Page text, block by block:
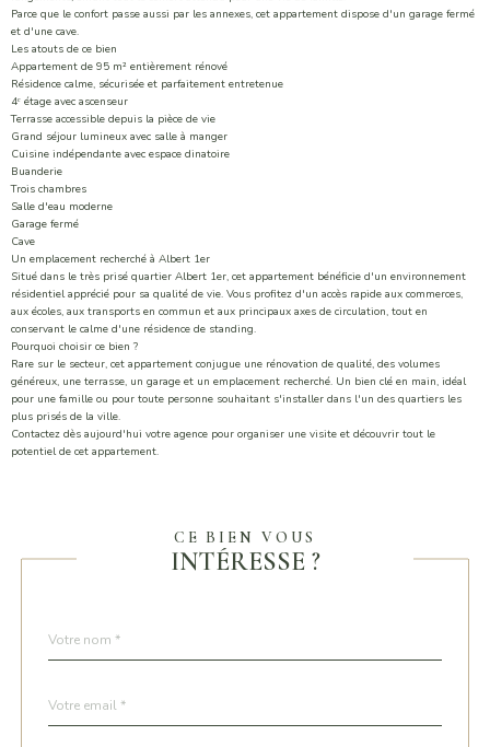
Parce que le confort passe aussi par les annexes, cet appartement dispose d'un garage fermé
et d'une cave.
Les atouts de ce bien
Appartement de 95 m² entièrement rénové
Résidence calme, sécurisée et parfaitement entretenue
4ᵉ étage avec ascenseur
Terrasse accessible depuis la pièce de vie
Grand séjour lumineux avec salle à manger
Cuisine indépendante avec espace dinatoire
Buanderie
Trois chambres
Salle d'eau moderne
Garage fermé
Cave
Un emplacement recherché à Albert 1er
Situé dans le très prisé quartier Albert 1er, cet appartement bénéficie d'un environnement
résidentiel apprécié pour sa qualité de vie. Vous profitez d'un accès rapide aux commerces,
aux écoles, aux transports en commun et aux principaux axes de circulation, tout en
conservant le calme d'une résidence de standing.
Pourquoi choisir ce bien ?
Rare sur le secteur, cet appartement conjugue une rénovation de qualité, des volumes
généreux, une terrasse, un garage et un emplacement recherché. Un bien clé en main, idéal
pour une famille ou pour toute personne souhaitant s'installer dans l'un des quartiers les
plus prisés de la ville.
Contactez dès aujourd'hui votre agence pour organiser une visite et découvrir tout le
potentiel de cet appartement.
CE BIEN VOUS
INTÉRESSE ?
par
*
*